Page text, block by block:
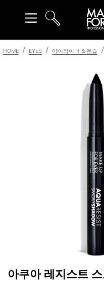
검색
HOME EYES 아이라이너 & 펜슬
아쿠아 레지스트